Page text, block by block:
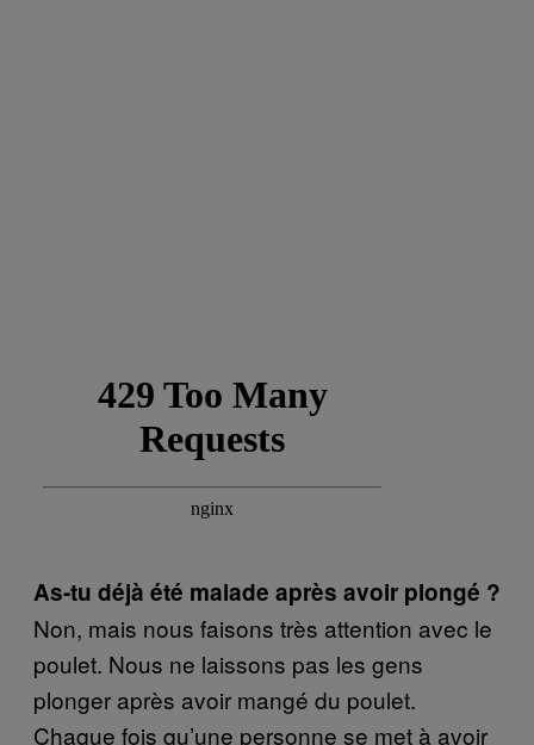
As-tu déjà été malade après avoir plongé ?
Non, mais nous faisons très attention avec le
poulet. Nous ne laissons pas les gens
plonger après avoir mangé du poulet.
Chaque fois qu’une personne se met à avoir